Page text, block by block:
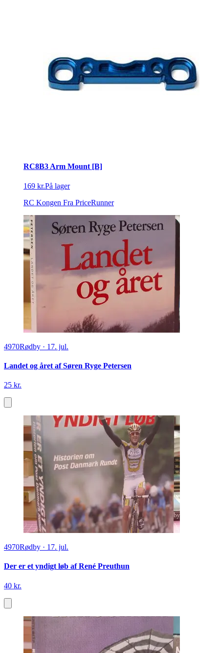
RC8B3 Arm Mount [B]
169 kr.På lager
RC Kongen Fra PriceRunner
4970Rødby · 17. jul.
Landet og året af Søren Ryge Petersen
25 kr.
4970Rødby · 17. jul.
Der er et yndigt løb af René Preuthun
40 kr.